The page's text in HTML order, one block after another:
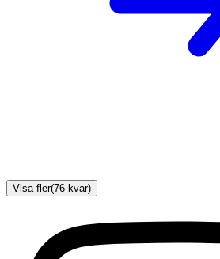
Visa fler(76 kvar)